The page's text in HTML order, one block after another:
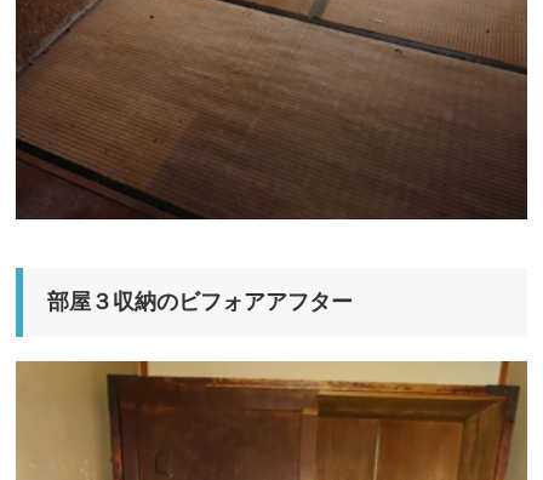
部屋３収納のビフォアアフター